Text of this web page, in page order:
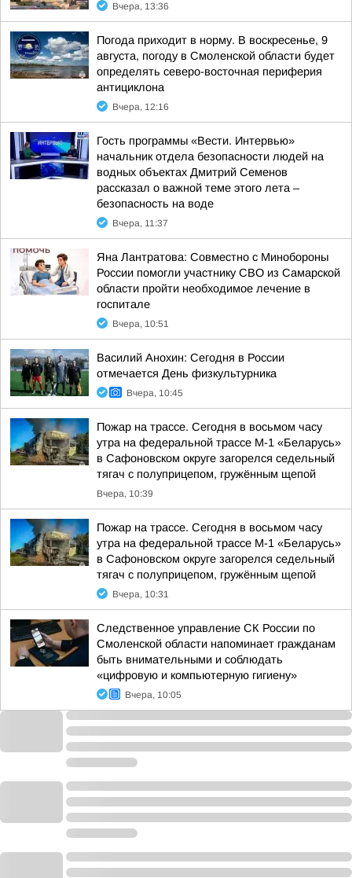
Вчера, 13:36
Погода приходит в норму. В воскресенье, 9
августа, погоду в Смоленской области будет
определять северо-восточная периферия
антициклона
Вчера, 12:16
Гость программы «Вести. Интервью»
начальник отдела безопасности людей на
водных объектах Дмитрий Семенов
рассказал о важной теме этого лета –
безопасность на воде
Вчера, 11:37
Яна Лантратова: Совместно с Минобороны
России помогли участнику СВО из Самарской
области пройти необходимое лечение в
госпитале
Вчера, 10:51
Василий Анохин: Сегодня в России
отмечается День физкультурника
Вчера, 10:45
Пожар на трассе. Сегодня в восьмом часу
утра на федеральной трассе М-1 «Беларусь»
в Сафоновском округе загорелся седельный
тягач с полуприцепом, гружённым щепой
Вчера, 10:39
Пожар на трассе. Сегодня в восьмом часу
утра на федеральной трассе М-1 «Беларусь»
в Сафоновском округе загорелся седельный
тягач с полуприцепом, гружённым щепой
Вчера, 10:31
Следственное управление СК России по
Смоленской области напоминает гражданам
быть внимательными и соблюдать
«цифровую и компьютерную гигиену»
Вчера, 10:05